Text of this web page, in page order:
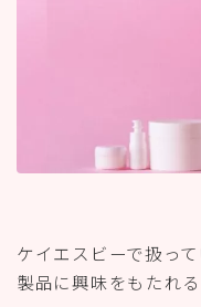
ケイエスビーで扱っ
製品に興味をもたれ